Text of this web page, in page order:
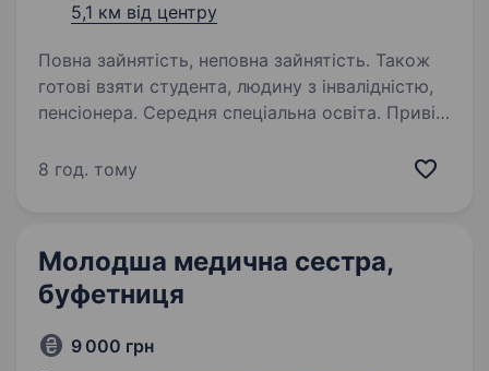
5,1 км від центру
Повна зайнятість, неповна зайнятість. Також
готові взяти студента, людину з інвалідністю,
пенсіонера. Середня спеціальна освіта. Привіт!
щодня піклується про здоров’я та добробут
у сфері охорони…
8 год. тому
Молодша медична сестра,
буфетниця
9 000 грн